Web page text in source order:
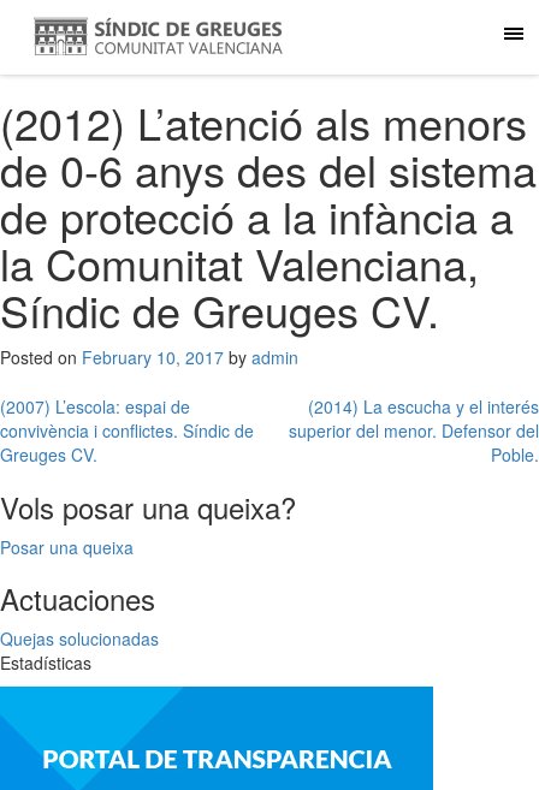
(2012) L’atenció als menors
de 0-6 anys des del sistema
de protecció a la infància a
la Comunitat Valenciana,
Síndic de Greuges CV.
Posted on February 10, 2017 by admin
Post
navigation
(2007) L’escola: espai de
convivència i conflictes. Síndic de
Greuges CV.
(2014) La escucha y el interés
superior del menor. Defensor del
Poble.
Vols posar una queixa?
Posar una queixa
Actuaciones
Quejas solucionadas
Estadísticas